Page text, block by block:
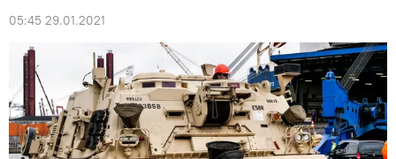
05:45 29.01.2021